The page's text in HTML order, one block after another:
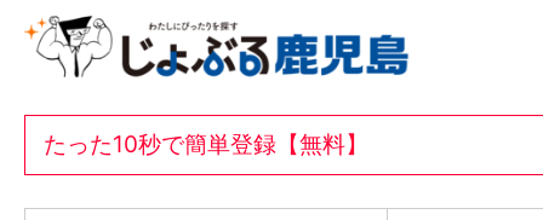
たった10秒で簡単登録【無料】